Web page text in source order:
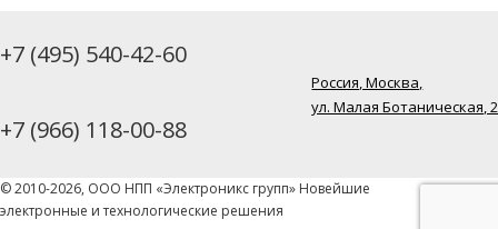
+7 (495) 540-42-60
+7 (966) 118-00-88
Россия, Москва,
ул. Малая Ботаническая,
© 2010-2026, ООО НПП «Электроникс групп» Новейшие
электронные и технологические решения